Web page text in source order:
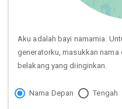
Aku adalah bayi namamia.
generatorku, masukkan nama
belakang yang diinginkan.
Nama Depan Tengah